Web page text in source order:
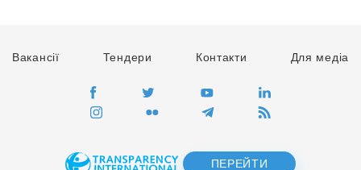
Вакансії Тендери Контакти Для медіа
ПЕРЕЙТИ